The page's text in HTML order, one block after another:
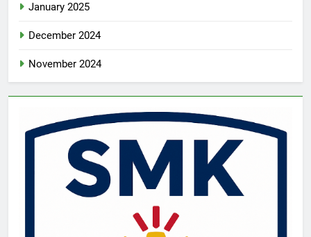
January 2025
December 2024
November 2024